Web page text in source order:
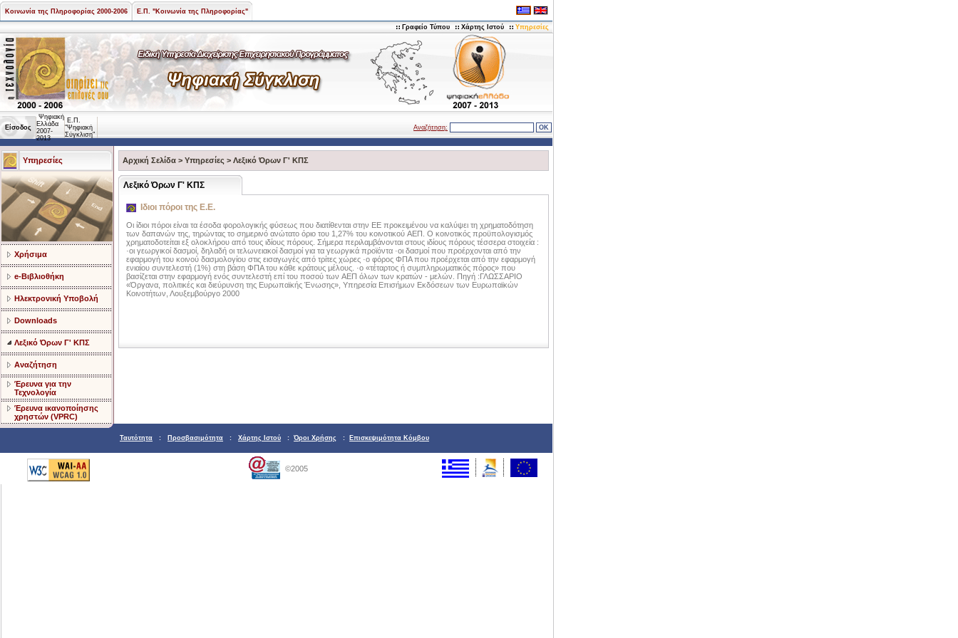
Κοινωνία της Πληροφορίας 2000-2006 Ε.Π. "Κοινωνία της Πληροφορίας"
Γραφείο Τύπου Χάρτης Ιστού Υπηρεσίες
Είσοδος
Ψηφιακή
Ελλάδα
2007-
2013
Ε.Π.
"Ψηφιακή
Σύγκλιση"
Αναζήτηση:
Υπηρεσίες
Χρήσιμα
e-Βιβλιοθήκη
Ηλεκτρονική Υποβολή
Downloads
Λεξικό Όρων Γ' ΚΠΣ
Αναζήτηση
Έρευνα για την
Τεχνολογία
Έρευνα ικανοποίησης
χρηστών (VPRC)
Αρχική Σελίδα > Υπηρεσίες > Λεξικό Όρων Γ' ΚΠΣ
Λεξικό Όρων Γ' ΚΠΣ
Ιδιοι πόροι της E.E.
Οι ίδιοι πόροι είναι τα έσοδα φορολογικής φύσεως που διατίθενται στην EE προκειμένου να καλύψει τη χρηματοδότηση
των δαπανών της, τηρώντας το σημερινό ανώτατο όριο του 1,27% του κοινοτικού AEΠ. O κοινοτικός προϋπολογισμός
χρηματοδοτείται εξ ολοκλήρου από τους ιδίους πόρους. Σήμερα περιλαμβάνονται στους ιδίους πόρους τέσσερα στοιχεία :
·οι γεωργικοί δασμοί, δηλαδή οι τελωνειακοί δασμοί για τα γεωργικά προϊόντα ·οι δασμοί που προέρχονται από την
εφαρμογή του κοινού δασμολογίου στις εισαγωγές από τρίτες χώρες ·ο φόρος ΦΠA που προέρχεται από την εφαρμογή
ενιαίου συντελεστή (1%) στη βάση ΦΠA του κάθε κράτους μέλους. ·ο «τέταρτος ή συμπληρωματικός πόρος» που
βασίζεται στην εφαρμογή ενός συντελεστή επί του ποσού των AEΠ όλων των κρατών - μελών. Πηγή :ΓΛΩΣΣAPIO
«Όργανα, πολιτικές και διεύρυνση της Ευρωπαϊκής Ένωσης», Υπηρεσία Επισήμων Εκδόσεων των Ευρωπαϊκών
Κοινοτήτων, Λουξεμβούργο 2000
Ταυτότητα : Προσβασιμότητα : Χάρτης Ιστού : Όροι Χρήσης : Επισκεψιμότητα Κόμβου
©2005